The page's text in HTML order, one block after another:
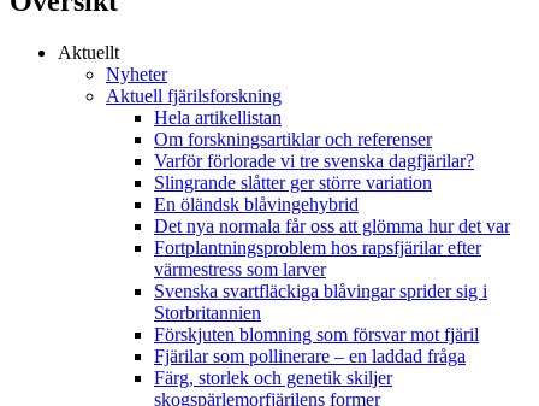
Aktuellt
Nyheter
Aktuell fjärilsforskning
Hela artikellistan
Om forskningsartiklar och referenser
Varför förlorade vi tre svenska dagfjärilar?
Slingrande slåtter ger större variation
En öländsk blåvingehybrid
Det nya normala får oss att glömma hur det var
Fortplantningsproblem hos rapsfjärilar efter
värmestress som larver
Svenska svartfläckiga blåvingar sprider sig i
Storbritannien
Förskjuten blomning som försvar mot fjäril
Fjärilar som pollinerare – en laddad fråga
Färg, storlek och genetik skiljer
skogspärlemorfjärilens former